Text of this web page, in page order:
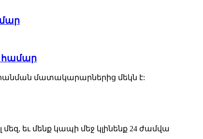
համար
մատակարարներից մեկն է:
եւ մենք կապի մեջ կլինենք 24 ժամվա